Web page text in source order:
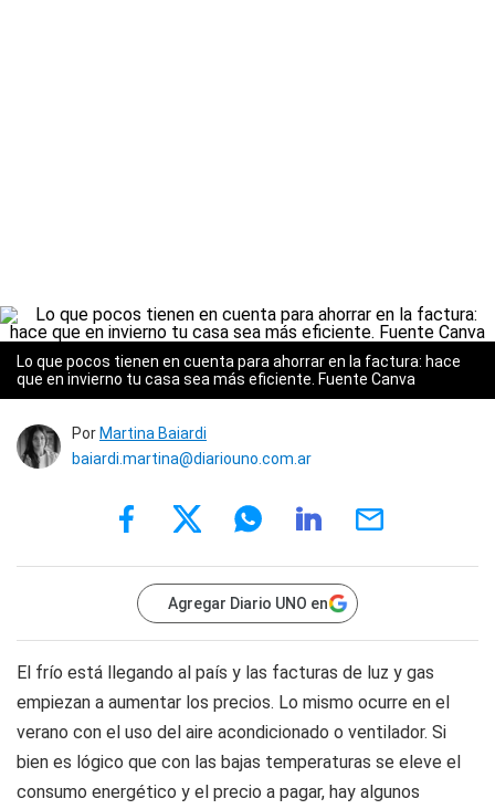
Lo que pocos tienen en cuenta para ahorrar en la factura: hace
que en invierno tu casa sea más eficiente. Fuente Canva
Por Martina Baiardi
baiardi.martina@diariouno.com.ar
Agregar Diario UNO en
El frío está llegando al país y las facturas de luz y gas
empiezan a aumentar los precios. Lo mismo ocurre en el
verano con el uso del aire acondicionado o ventilador. Si
bien es lógico que con las bajas temperaturas se eleve el
consumo energético y el precio a pagar, hay algunos